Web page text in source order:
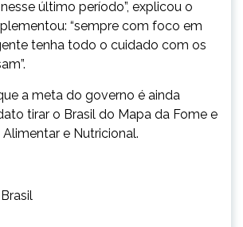
último período”, explicou o
“sempre com foco em
tenha todo o cuidado com os
a meta do governo é ainda
tirar o Brasil do Mapa da Fome e
e Nutricional.